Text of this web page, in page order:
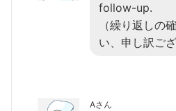
follow-up.
（繰り返しの
い、申し訳ご
Aさん